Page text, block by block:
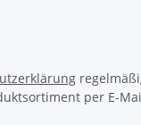
per E-